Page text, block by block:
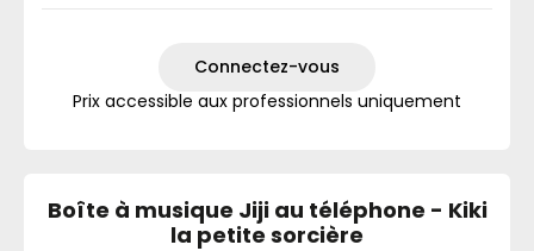
Connectez-vous
Prix accessible aux professionnels uniquement
Boîte à musique Jiji au téléphone - Kiki
la petite sorcière